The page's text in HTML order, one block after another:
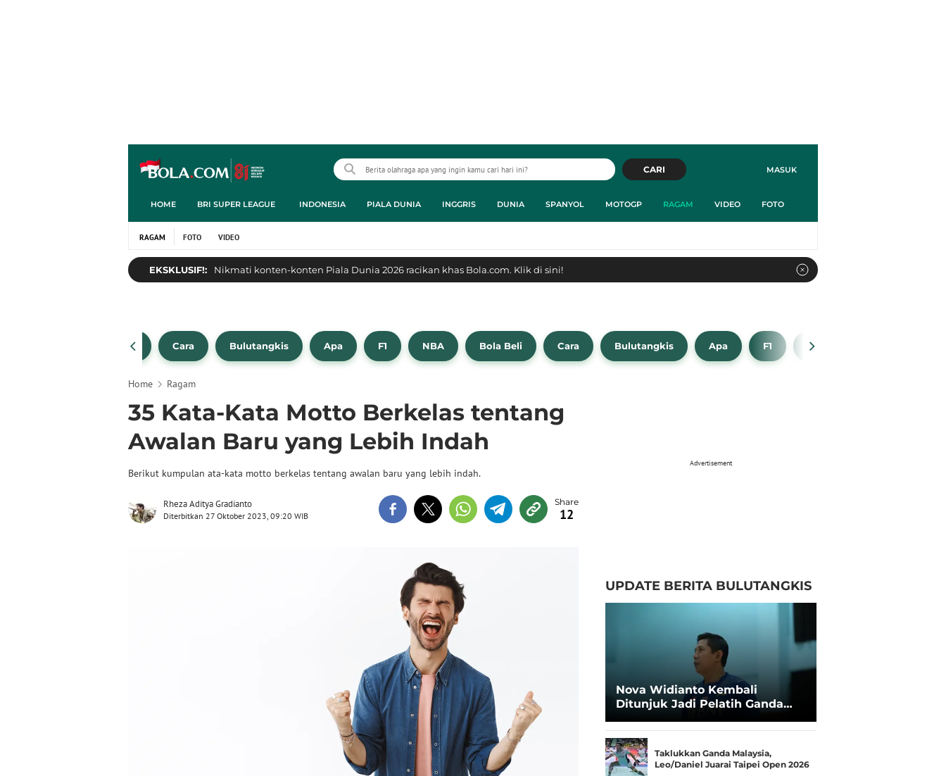
MASUK
CARI
HOME BRI SUPER LEAGUE INDONESIA PIALA DUNIA INGGRIS DUNIA SPANYOL MOTOGP RAGAM VIDEO FOTO
RAGAM FOTO VIDEO
EKSKLUSIF!: Nikmati konten-konten Piala Dunia 2026 racikan khas Bola.com. Klik di sini!
Bola Beli Cara Bulutangkis Apa F1 NBA Bola Beli Cara Bulutangkis Apa F1 NBA
Home Ragam
35 Kata-Kata Motto Berkelas tentang
Awalan Baru yang Lebih Indah
Berikut kumpulan ata-kata motto berkelas tentang awalan baru yang lebih indah.
Rheza Aditya Gradianto
Diterbitkan 27 Oktober 2023, 09:20 WIB 12
Advertisement
UPDATE BERITA BULUTANGKIS
Nova Widianto Kembali
Ditunjuk Jadi Pelatih Ganda
Taklukkan Ganda Malaysia,
Leo/Daniel Juarai Taipei Open 2026